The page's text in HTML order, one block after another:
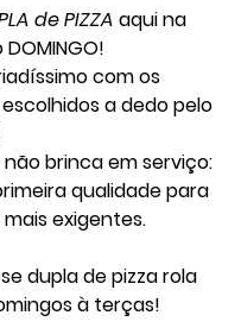
de PIZZA aqui na
com os
a dedo pelo
brinca em serviço:
qualidade para
exigentes.
dupla de pizza rola
à terças!